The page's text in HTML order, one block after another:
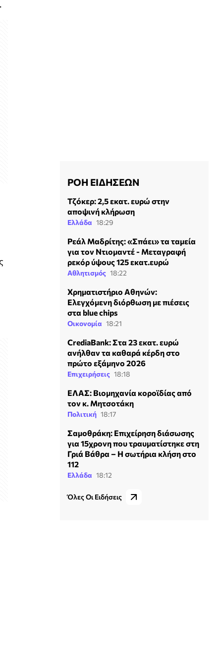
ΡΟΗ ΕΙΔΗΣΕΩΝ
Τζόκερ: 2,5 εκατ. ευρώ στην
αποψινή κλήρωση
Ελλάδα 18:29
Ρεάλ Μαδρίτης: «Σπάει» τα ταμεία
για τον Ντιομαντέ - Μεταγραφή
ρεκόρ ύψους 125 εκατ.ευρώ
Αθλητισμός 18:22
Χρηματιστήριο Αθηνών:
Ελεγχόμενη διόρθωση με πιέσεις
στα blue chips
Οικονομία 18:21
CrediaBank: Στα 23 εκατ. ευρώ
ανήλθαν τα καθαρά κέρδη στο
πρώτο εξάμηνο 2026
Επιχειρήσεις 18:18
ΕΛΑΣ: Βιομηχανία κοροϊδίας από
τον κ. Μητσοτάκη
Πολιτική 18:17
Σαμοθράκη: Επιχείρηση διάσωσης
για 15χρονη που τραυματίστηκε στη
Γριά Βάθρα – Η σωτήρια κλήση στο
112
Ελλάδα 18:12
Όλες Οι Ειδήσεις